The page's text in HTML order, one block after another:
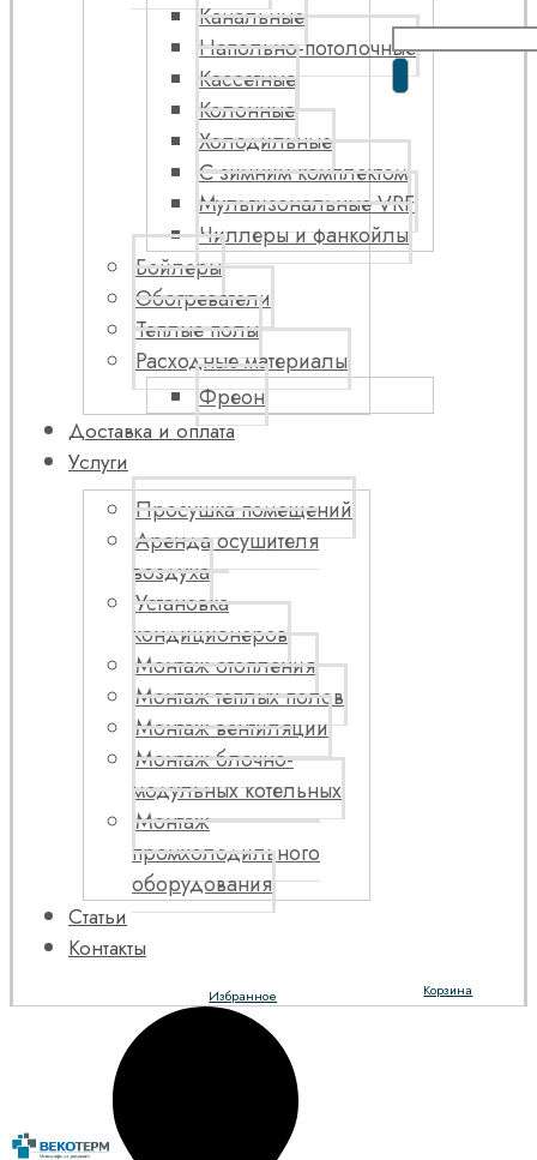
Канальные
Напольно-потолочные
Кассетные
Колонные
Холодильные
С зимним комплектом
Мультизональные VRF
Чиллеры и фанкойлы
Бойлеры
Обогреватели
Теплые полы
Расходные материалы
Фреон
Доставка и оплата
Услуги
Просушка помещений
Аренда осушителя
воздуха
Установка
кондиционеров
Монтаж отопления
Монтаж теплых полов
Монтаж вентиляции
Монтаж блочно-
модульных котельных
Монтаж
промхолодильного
оборудования
Статьи
Контакты
Корзина
Избранное